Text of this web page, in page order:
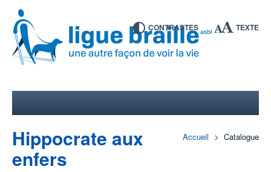
CONTRASTES TEXTE
Accueil Catalogue
Hippocrate aux
enfers